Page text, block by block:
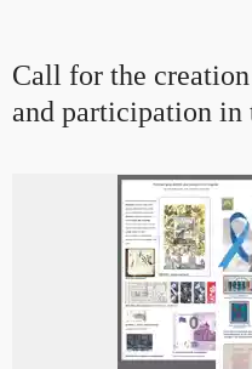
Call for the
and participation in